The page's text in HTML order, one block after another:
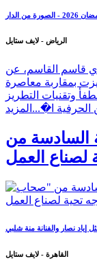
من الدار
الرياض - لايف ستايل
قاسم القاسم، عن
2026، والتي تميزت بمقاربة معاصرة
وتقنيات التطريز
الحرفية ا�... المزيد
السادسة من
العمل
نصار والفنانة منة شلبي
القاهرة - لايف ستايل